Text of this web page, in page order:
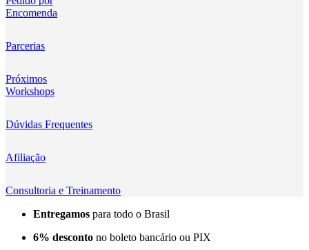
Kingma
Lensmingle
LiRen
Litepanels
LoveFoto
LowePro
Encomenda
Parcerias
Próximos
Workshops
Dúvidas Frequentes
Afiliação
Consultoria e Treinamento
Entregamos para todo o Brasil
6% desconto no boleto bancário ou PIX